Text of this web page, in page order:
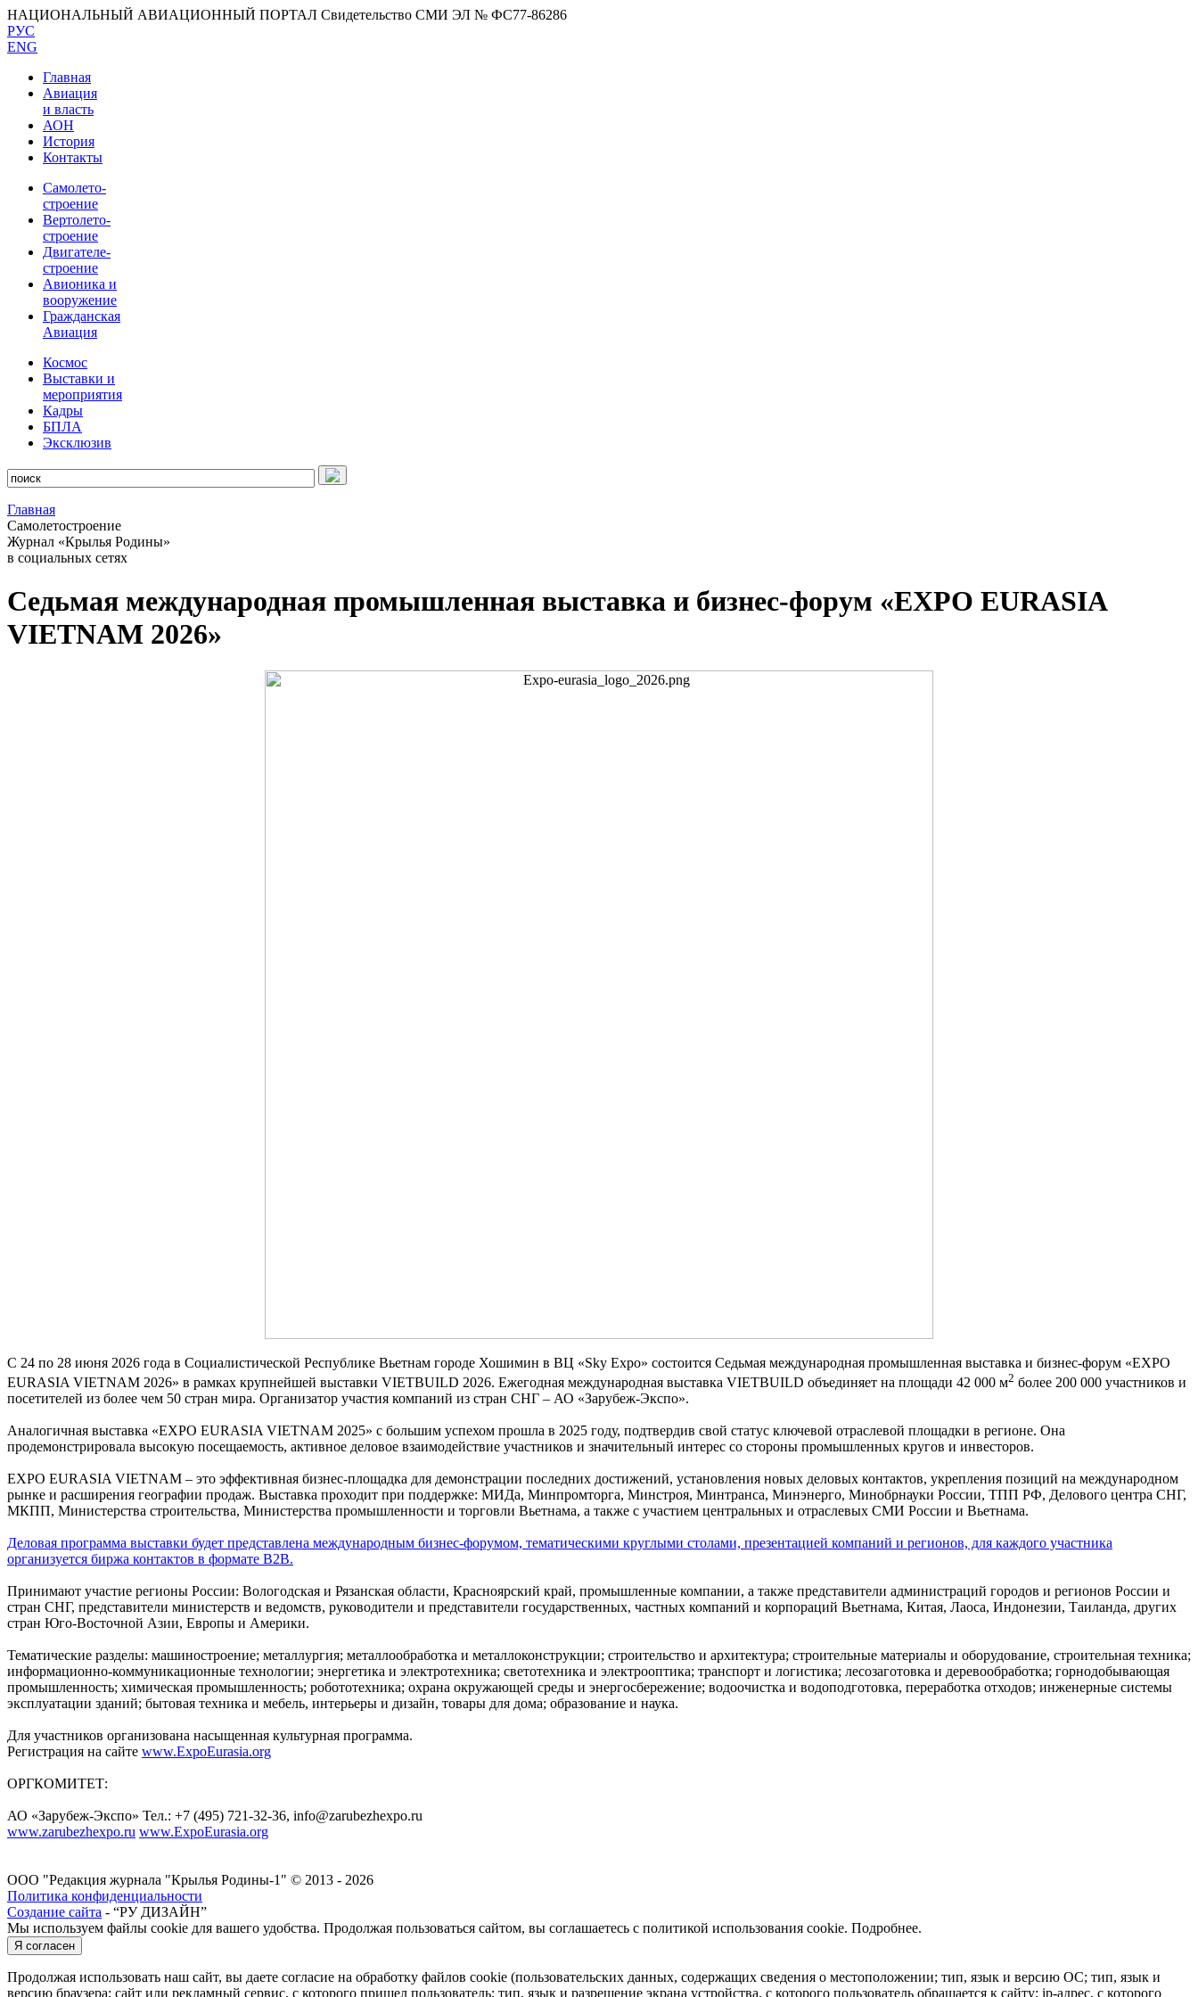
НАЦИОНАЛЬНЫЙ АВИАЦИОННЫЙ ПОРТАЛ Свидетельство СМИ ЭЛ № ФС77-86286
РУС
ENG
Главная
Авиация
и власть
АОН
История
Контакты
Самолето-
строение
Вертолето-
строение
Двигателе-
строение
Авионика и
вооружение
Гражданская
Авиация
Космос
Выставки и
мероприятия
Кадры
БПЛА
Эксклюзив
Главная
Самолетостроение
Журнал «Крылья Родины»
в социальных сетях
Седьмая международная промышленная выставка и бизнес-форум «EXPO EURASIA
VIETNAM 2026»
С 24 по 28 июня 2026 года в Социалистической Республике Вьетнам городе Хошимин в ВЦ «Sky Expo» состоится Седьмая международная промышленная выставка и бизнес-форум «EXPO
EURASIA VIETNAM 2026» в рамках крупнейшей выставки VIETBUILD 2026. Ежегодная международная выставка VIETBUILD объединяет на площади 42 000 м2 более 200 000 участников и
посетителей из более чем 50 стран мира. Организатор участия компаний из стран СНГ – АО «Зарубеж-Экспо».
Аналогичная выставка «EXPO EURASIA VIETNAM 2025» с большим успехом прошла в 2025 году, подтвердив свой статус ключевой отраслевой площадки в регионе. Она
продемонстрировала высокую посещаемость, активное деловое взаимодействие участников и значительный интерес со стороны промышленных кругов и инвесторов.
EXPO EURASIA VIETNAM – это эффективная бизнес-площадка для демонстрации последних достижений, установления новых деловых контактов, укрепления позиций на международном
рынке и расширения географии продаж. Выставка проходит при поддержке: МИДа, Минпромторга, Минстроя, Минтранса, Минэнерго, Минобрнауки России, ТПП РФ, Делового центра СНГ,
МКПП, Министерства строительства, Министерства промышленности и торговли Вьетнама, а также с участием центральных и отраслевых СМИ России и Вьетнама.
Деловая программа выставки будет представлена международным бизнес-форумом, тематическими круглыми столами, презентацией компаний и регионов, для каждого участника
организуется биржа контактов в формате В2В.
Принимают участие регионы России: Вологодская и Рязанская области, Красноярский край, промышленные компании, а также представители администраций городов и регионов России и
стран СНГ, представители министерств и ведомств, руководители и представители государственных, частных компаний и корпораций Вьетнама, Китая, Лаоса, Индонезии, Таиланда, других
стран Юго-Восточной Азии, Европы и Америки.
Тематические разделы: машиностроение; металлургия; металлообработка и металлоконструкции; строительство и архитектура; строительные материалы и оборудование, строительная техника;
информационно-коммуникационные технологии; энергетика и электротехника; светотехника и электрооптика; транспорт и логистика; лесозаготовка и деревообработка; горнодобывающая
промышленность; химическая промышленность; робототехника; охрана окружающей среды и энергосбережение; водоочистка и водоподготовка, переработка отходов; инженерные системы
эксплуатации зданий; бытовая техника и мебель, интерьеры и дизайн, товары для дома; образование и наука.
Для участников организована насыщенная культурная программа.
Регистрация на сайте www.ExpoEurasia.org
ОРГКОМИТЕТ:
АО «Зарубеж-Экспо» Тел.: +7 (495) 721-32-36, info@zarubezhexpo.ru
www.zarubezhexpo.ru www.ExpoEurasia.org
ООО "Редакция журнала "Крылья Родины-1" © 2013 - 2026
Политика конфиденциальности
Создание сайта - “РУ ДИЗАЙН”
Мы используем файлы cookie для вашего удобства. Продолжая пользоваться сайтом, вы соглашаетесь с политикой использования cookie. Подробнее.
Я согласен
Продолжая использовать наш сайт, вы даете согласие на обработку файлов cookie (пользовательских данных, содержащих сведения о местоположении; тип, язык и версию ОС; тип, язык и
версию браузера; сайт или рекламный сервис, с которого пришел пользователь; тип, язык и разрешение экрана устройства, с которого пользователь обращается к сайту; ip-адрес, с которого